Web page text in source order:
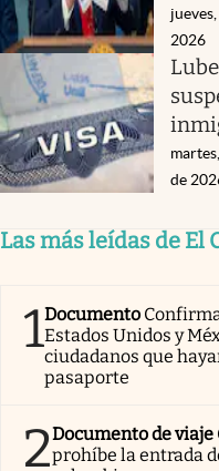
2026
de
Las más leídas de El
1Documento
Estados Unidos y
ciudadanos que
pasaporte
2Documento de viaje
prohíbe la entrada